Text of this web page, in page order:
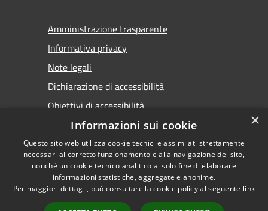
Amministrazione trasparente
Informativa privacy
Note legali
Dichiarazione di accessibilità
Obiettivi di accessibilità
Accessibilità
Copyright © 2026 • Comune di
Marsala • Powered by
×
Informazioni sui cookie
Questo sito web utilizza cookie tecnici e assimilati strettamente
necessari al corretto funzionamento e alla navigazione del sito,
nonché un cookie tecnico analitico al solo fine di elaborare
informazioni statistiche, aggregate e anonime.
Per maggiori dettagli, può consultare la cookie policy al seguente link